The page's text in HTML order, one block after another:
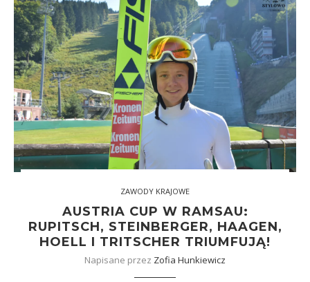
ZAWODY KRAJOWE
AUSTRIA CUP W RAMSAU:
RUPITSCH, STEINBERGER, HAAGEN,
HOELL I TRITSCHER TRIUMFUJĄ!
Napisane przez Zofia Hunkiewicz